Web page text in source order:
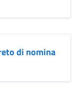
di nomina